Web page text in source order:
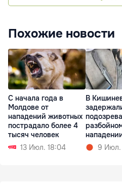
Похожие новости
С начала года в
Молдове от
нападений животных
пострадало более 4
тысяч человек
13 Июл. 18:04
В
9 Июл.